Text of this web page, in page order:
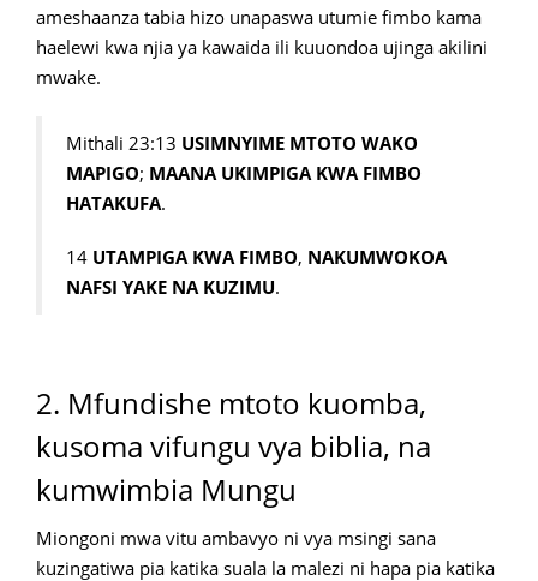
ameshaanza tabia hizo unapaswa utumie fimbo kama
haelewi kwa njia ya kawaida ili kuuondoa ujinga akilini
mwake.
Mithali 23:13 USIMNYIME MTOTO WAKO
MAPIGO; MAANA UKIMPIGA KWA FIMBO
HATAKUFA.
14 UTAMPIGA KWA FIMBO, NAKUMWOKOA
NAFSI YAKE NA KUZIMU.
2. Mfundishe mtoto kuomba,
kusoma vifungu vya biblia, na
kumwimbia Mungu
Miongoni mwa vitu ambavyo ni vya msingi sana
kuzingatiwa pia katika suala la malezi ni hapa pia katika